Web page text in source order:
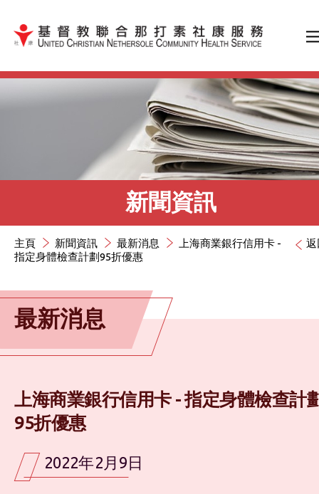
跳到內容（按輸入鍵）
新聞資訊
返
主頁 新聞資訊 最新消息
上海商業銀行信用卡 -
指定身體檢查計劃95折優惠
最新消息
上海商業銀行信用卡 - 指定身體檢查計
95折優惠
2022年2月9日